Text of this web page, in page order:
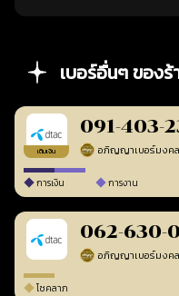
เบอร์อื่นๆ ของร้
เติมเงิน
091-403-
การเงิน การงาน
062-630-
โชคลาภ